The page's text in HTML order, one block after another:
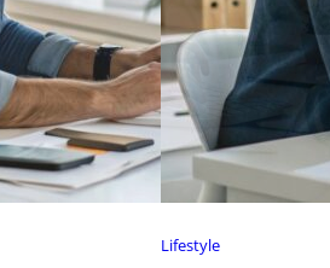
Lifestyle